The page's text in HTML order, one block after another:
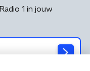
1 in jouw